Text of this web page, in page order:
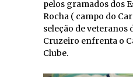
pelos gramados dos
Rocha ( campo do
seleção de veteranos
Cruzeiro enfrenta o
Clube.